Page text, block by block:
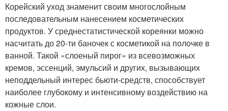
Корейский уход знаменит своим многослойным
последовательным нанесением косметических
продуктов. У среднестатистической кореянки можно
насчитать до 20-ти баночек с косметикой на полочке в
ванной. Такой «слоеный пирог» из всевозможных
кремов, эссенций, эмульсий и других, вызывающих
неподдельный интерес бьюти-средств, способствует
наиболее глубокому и интенсивному воздействию на
кожные слои.